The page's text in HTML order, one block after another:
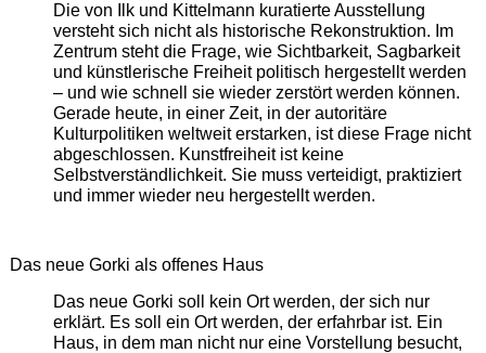
Die von Ilk und Kittelmann kuratierte Ausstellung
versteht sich nicht als historische Rekonstruktion. Im
Zentrum steht die Frage, wie Sichtbarkeit, Sagbarkeit
und künstlerische Freiheit politisch hergestellt werden
– und wie schnell sie wieder zerstört werden können.
Gerade heute, in einer Zeit, in der autoritäre
Kulturpolitiken weltweit erstarken, ist diese Frage nicht
abgeschlossen. Kunstfreiheit ist keine
Selbstverständlichkeit. Sie muss verteidigt, praktiziert
und immer wieder neu hergestellt werden.
Das neue Gorki als offenes Haus
Das neue Gorki soll kein Ort werden, der sich nur
erklärt. Es soll ein Ort werden, der erfahrbar ist. Ein
Haus, in dem man nicht nur eine Vorstellung besucht,